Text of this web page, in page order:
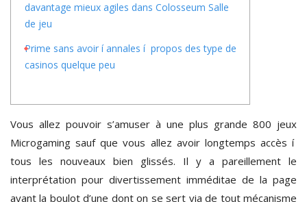
davantage mieux agiles dans Colosseum Salle
de jeu
Prime sans avoir í annales í propos des type de
casinos quelque peu
Vous allez pouvoir s’amuser à une plus grande 800 jeux
Microgaming sauf que vous allez avoir longtemps accès í
tous les nouveaux bien glissés. Il y a pareillement le
interprétation pour divertissement imméditae de la page
ayant la boulot d’une dont on se sert via de tout mécanisme